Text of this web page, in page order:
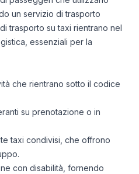
un servizio di trasporto
trasporto su taxi rientrano nel
essenziali per la
che rientrano sotto il codice
su prenotazione o in
taxi condivisi, che offrono
con disabilità, fornendo